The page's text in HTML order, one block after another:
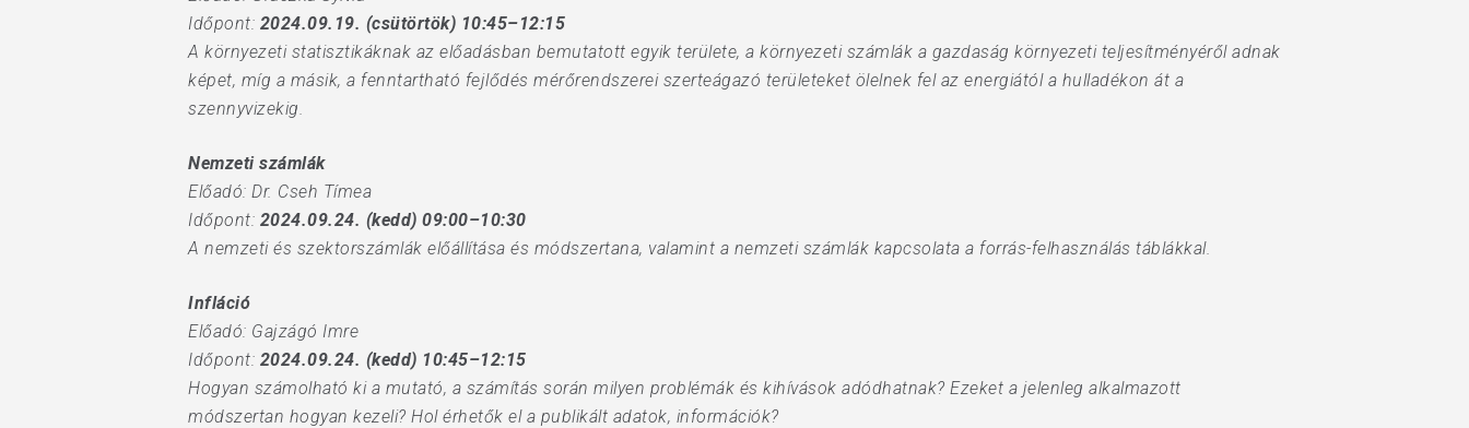
Időpont: 2024.09.19. (csütörtök) 10:45–12:15
A környezeti statisztikáknak az előadásban bemutatott egyik területe, a környezeti számlák a gazdaság környezeti teljesítményéről adnak
képet, míg a másik, a fenntartható fejlődés mérőrendszerei szerteágazó területeket ölelnek fel az energiától a hulladékon át a
szennyvizekig.
Nemzeti számlák
Előadó: Dr. Cseh Tímea
Időpont: 2024.09.24. (kedd) 09:00–10:30
A nemzeti és szektorszámlák előállítása és módszertana, valamint a nemzeti számlák kapcsolata a forrás-felhasználás táblákkal.
Infláció
Előadó: Gajzágó Imre
Időpont: 2024.09.24. (kedd) 10:45–12:15
Hogyan számolható ki a mutató, a számítás során milyen problémák és kihívások adódhatnak? Ezeket a jelenleg alkalmazott
módszertan hogyan kezeli? Hol érhetők el a publikált adatok, információk?